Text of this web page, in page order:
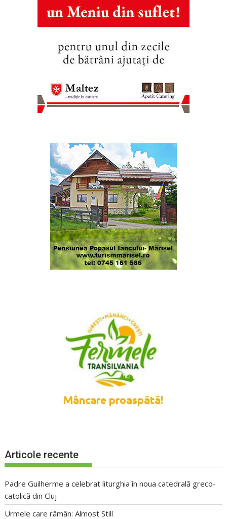
Articole recente
Padre Guilherme a celebrat liturghia în noua catedrală greco-
catolică din Cluj
Urmele care rămân: Almost Still